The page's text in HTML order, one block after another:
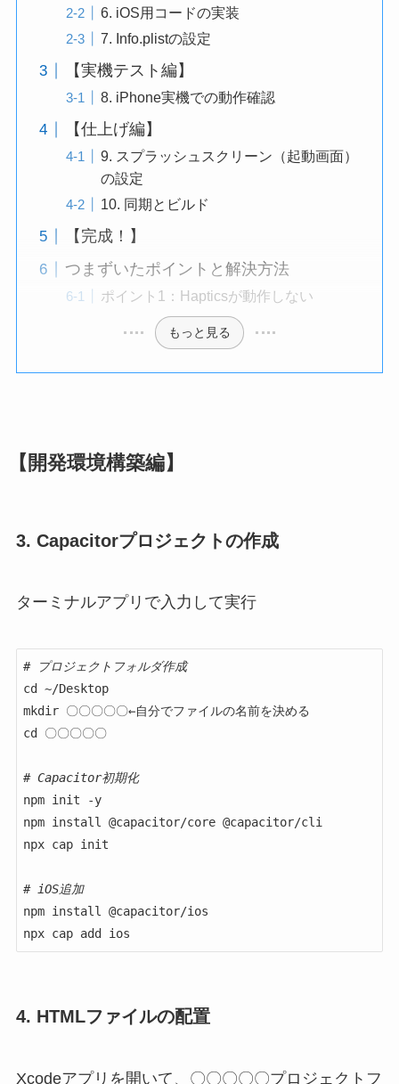
6. iOS用コードの実装
7. Info.plistの設定
【実機テスト編】
8. iPhone実機での動作確認
【仕上げ編】
9. スプラッシュスクリーン（起動画面）
の設定
10. 同期とビルド
【完成！】
つまずいたポイントと解決方法
ポイント1：Hapticsが動作しない
もっと見る
【開発環境構築編】
3. Capacitorプロジェクトの作成
ターミナルアプリで入力して実行
# プロジェクトフォルダ作成
cd ~/Desktop
mkdir 〇〇〇〇〇←自分でファイルの名前を決める
cd 〇〇〇〇〇
# Capacitor初期化
npm init -y
npm install @capacitor/core @capacitor/cli
npx cap init
# iOS追加
npm install @capacitor/ios
npx cap add ios
4. HTMLファイルの配置
Xcodeアプリを開いて、〇〇〇〇〇プロジェクトフ